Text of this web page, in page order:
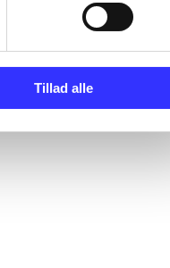
Tillad alle